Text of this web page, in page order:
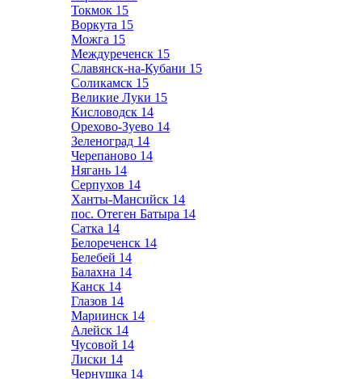
Токмок 15
Воркута 15
Можга 15
Междуреченск 15
Славянск-на-Кубани 15
Соликамск 15
Великие Луки 15
Кисловодск 14
Орехово-Зуево 14
Зеленоград 14
Черепаново 14
Нягань 14
Серпухов 14
Ханты-Мансийск 14
пос. Отеген Батыра 14
Сатка 14
Белореченск 14
Белебей 14
Балахна 14
Канск 14
Глазов 14
Мариинск 14
Алейск 14
Чусовой 14
Лиски 14
Чернушка 14